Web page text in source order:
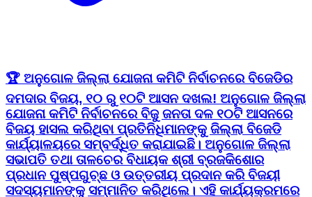
🏆 ଅନୁଗୋଳ ଜିଲ୍ଲା ଯୋଜନା କମିଟି ନିର୍ବାଚନରେ ବିଜେଡିର
ଦମଦାର ବିଜୟ, ୧୦ ରୁ ୧୦ଟି ଆସନ ଦଖଲ! ଅନୁଗୋଳ ଜିଲ୍ଲା
ଯୋଜନା କମିଟି ନିର୍ବାଚନରେ ବିଜୁ ଜନତା ଦଳ ୧୦ଟି ଆସନରେ
ବିଜୟ ହାସଲ କରିଥିବା ପ୍ରତିନିଧିମାନଙ୍କୁ ଜିଲ୍ଲା ବିଜେଡି
କାର୍ଯ୍ୟାଳୟରେ ସମ୍ବର୍ଦ୍ଧିତ କରାଯାଇଛି। ଅନୁଗୋଳ ଜିଲ୍ଲା
ସଭାପତି ତଥା ତାଳଚେର ବିଧାୟକ ଶ୍ରୀ ବ୍ରଜକିଶୋର
ପ୍ରଧାନ ପୁଷ୍ପଗୁଚ୍ଛ ଓ ଉତ୍ତରୀୟ ପ୍ରଦାନ କରି ବିଜୟୀ
ସଦସ୍ୟମାନଙ୍କୁ ସମ୍ମାନିତ କରିଥିଲେ। ଏହି କାର୍ଯ୍ୟକ୍ରମରେ